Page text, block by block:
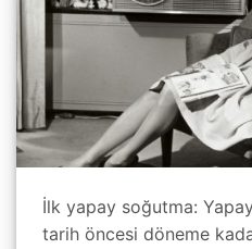
İlk yapay soğutma:
tarih öncesi döneme